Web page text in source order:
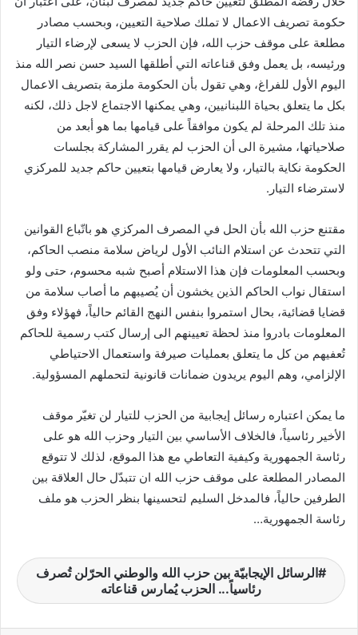
حكومة تصريف الاعمال لا تملك صلاحية التعيين، وبحسب مصادر
مطلعة على موقف حزب الله، فإن الحزب لا يسعى لإرضاء التيار
ورئيسه، بل يعمل وفق قناعاته التي أطلقها السيد حسن نصر الله منذ
اليوم الأول للفراغ، وهي تقول بأن الحكومة ملزمة بتصريف الاعمال
بكل ما يتعلق بحياة اللبنانيين، وهي يمكنها الاجتماع لاجل ذلك، لكنه
منذ تلك المرحلة لم يكون موافقاً على قيامها بما هو أبعد من
صلاحياتها، مشيرة الى أن الحزب لم يقرر المشاركة بجلسات
الحكومة نكاية بالتيار، ولا يعارض قيامها بتعيين حاكم جديد للمركزي
لاسترضاء التيار.
مقتنع حزب الله بأن الحل في المصرف المركزي هو باتّباع القوانين
التي تتحدث عن استلام النائب الأول لرياض سلامة منصب الحاكم،
وبحسب المعلومات فإن هذا الاستلام أصبح شبه محسوم، حتى ولو
استقال نواب الحاكم الذين يخشون أن يُصيبهم ما أصاب سلامة من
قضايا قضائية، بحال استمروا بنفس النهج القائم حالياً، فهؤلاء وفق
المعلومات بادروا منذ لحظة تعيينهم الى إرسال كتب رسمية للحاكم
تُعفيهم من كل ما يتعلق بعمليات صيرفة واستعمال الاحتياطي
الإلزامي، وهم اليوم يريدون ضمانات قانونية لتحملهم المسؤولية.
ما يمكن اعتباره رسائل إيجابية من الحزب للتيار لن تغيّر موقف
الأخير رئاسياً، فالخلاف الأساسي بين التيار وحزب الله هو على
رئاسة الجمهورية وكيفية التعاطي مع هذا الموقع، لذلك لا تتوقع
المصادر المطلعة على موقف حزب الله ان تتبدّل حال العلاقة بين
الطرفين حالياً، فالمدخل السليم لتحسينها بنظر الحزب هو ملف
رئاسة الجمهورية…
الرسائل الإيجابيّة بين حزب الله والوطني الحرّلن تُصرف
رئاسياً... الحزب يُمارس قناعاته